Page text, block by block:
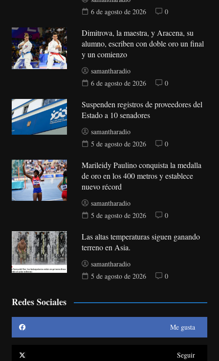
6 de agosto de 2026
0
Dimitrova, la maestra, y Aracena, su
alumno, escriben con doble oro un final
y un comienzo
samantharadio
6 de agosto de 2026
0
Suspenden registros de proveedores del
Estado a 10 senadores
samantharadio
5 de agosto de 2026
0
Marileidy Paulino conquista la medalla
de oro en los 400 metros y establece
nuevo récord
samantharadio
5 de agosto de 2026
0
Las altas temperaturas siguen ganando
terreno en Asia.
samantharadio
5 de agosto de 2026
0
Redes Sociales
Me gusta
Seguir